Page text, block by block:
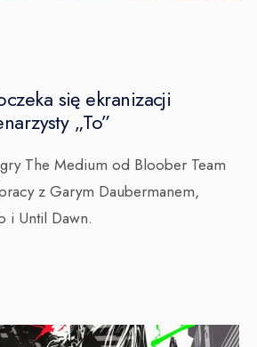
się ekranizacji
„To”
The Medium od Bloober Team
z Garym Daubermanem,
i Until Dawn.